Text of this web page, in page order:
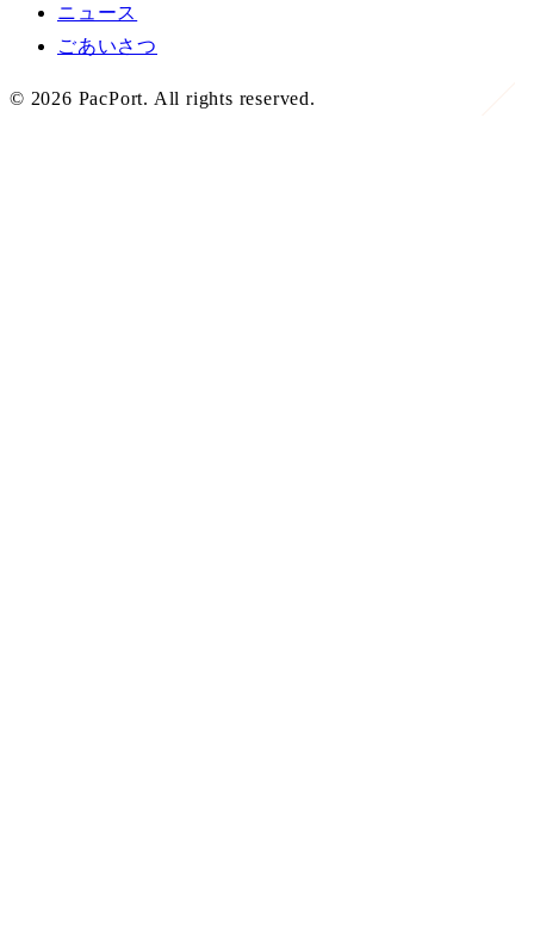
ニュース
ごあいさつ
© 2026 PacPort. All rights reserved.